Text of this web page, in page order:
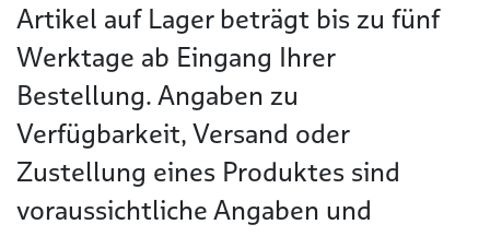
Artikel auf Lager beträgt bis zu fünf
Werktage ab Eingang Ihrer
Bestellung. Angaben zu
Verfügbarkeit, Versand oder
Zustellung eines Produktes sind
voraussichtliche Angaben und